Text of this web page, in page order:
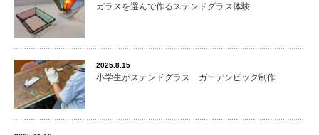
ガラスを選んで作るステンドグラス体験
2025.8.15
小学生がステンドグラス ガーデンピック制作